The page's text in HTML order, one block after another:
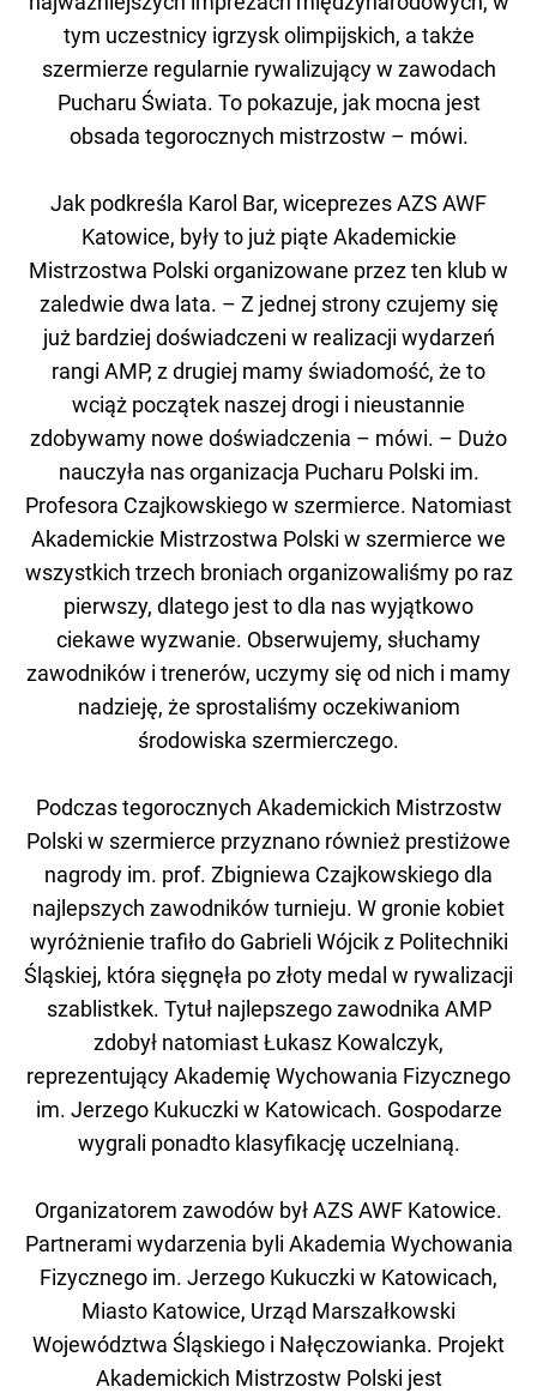
tym uczestnicy igrzysk olimpijskich, a także
szermierze regularnie rywalizujący w zawodach
Pucharu Świata. To pokazuje, jak mocna jest
obsada tegorocznych mistrzostw – mówi.
Jak podkreśla Karol Bar, wiceprezes AZS AWF
Katowice, były to już piąte Akademickie
Mistrzostwa Polski organizowane przez ten klub w
zaledwie dwa lata. – Z jednej strony czujemy się
już bardziej doświadczeni w realizacji wydarzeń
rangi AMP, z drugiej mamy świadomość, że to
wciąż początek naszej drogi i nieustannie
zdobywamy nowe doświadczenia – mówi. – Dużo
nauczyła nas organizacja Pucharu Polski im.
Profesora Czajkowskiego w szermierce. Natomiast
Akademickie Mistrzostwa Polski w szermierce we
wszystkich trzech broniach organizowaliśmy po raz
pierwszy, dlatego jest to dla nas wyjątkowo
ciekawe wyzwanie. Obserwujemy, słuchamy
zawodników i trenerów, uczymy się od nich i mamy
nadzieję, że sprostaliśmy oczekiwaniom
środowiska szermierczego.
Podczas tegorocznych Akademickich Mistrzostw
Polski w szermierce przyznano również prestiżowe
nagrody im. prof. Zbigniewa Czajkowskiego dla
najlepszych zawodników turnieju. W gronie kobiet
wyróżnienie trafiło do Gabrieli Wójcik z Politechniki
Śląskiej, która sięgnęła po złoty medal w rywalizacji
szablistkek. Tytuł najlepszego zawodnika AMP
zdobył natomiast Łukasz Kowalczyk,
reprezentujący Akademię Wychowania Fizycznego
im. Jerzego Kukuczki w Katowicach. Gospodarze
wygrali ponadto klasyfikację uczelnianą.
Organizatorem zawodów był AZS AWF Katowice.
Partnerami wydarzenia byli Akademia Wychowania
Fizycznego im. Jerzego Kukuczki w Katowicach,
Miasto Katowice, Urząd Marszałkowski
Województwa Śląskiego i Nałęczowianka. Projekt
Akademickich Mistrzostw Polski jest